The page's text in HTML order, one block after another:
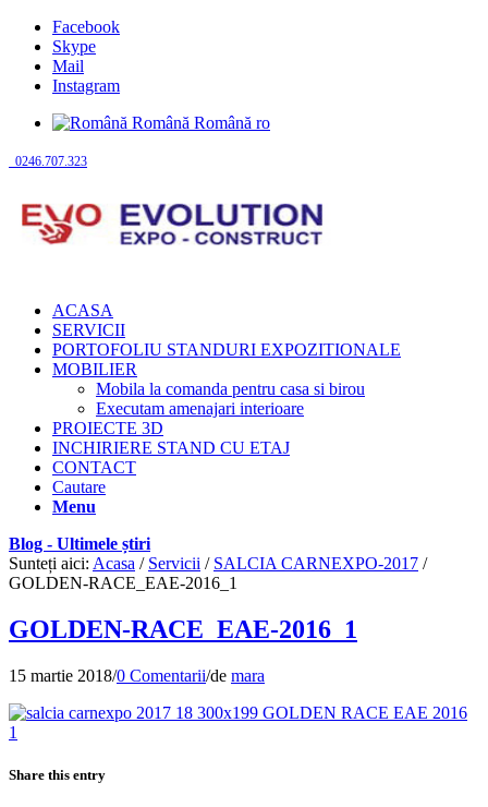
Facebook
Skype
Mail
Instagram
Română Română ro
0246.707.323
ACASA
SERVICII
PORTOFOLIU STANDURI EXPOZITIONALE
MOBILIER
Mobila la comanda pentru casa si birou
Executam amenajari interioare
PROIECTE 3D
INCHIRIERE STAND CU ETAJ
CONTACT
Cautare
Menu
Blog - Ultimele știri
Sunteți aici: Acasa / Servicii / SALCIA CARNEXPO-2017 /
GOLDEN-RACE_EAE-2016_1
GOLDEN-RACE_EAE-2016_1
15 martie 2018/0 Comentarii/de mara
Share this entry